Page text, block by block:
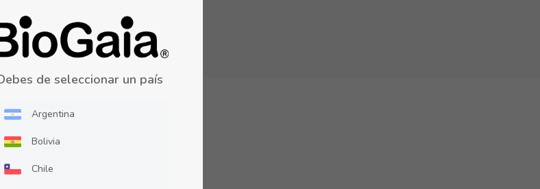
de seleccionar un país
Argentina
Bolivia
Chile
Adultos